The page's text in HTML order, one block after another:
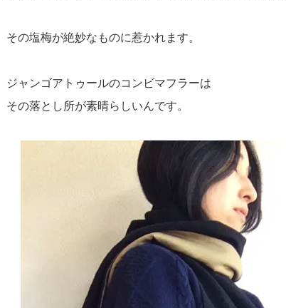
その塩梅が絶妙なものに惹かれます。
ジャンゴアトゥールのコンビマフラーは
その落とし所が素晴らしいんです。